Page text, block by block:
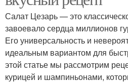
Салат Цезарь — это
завоевало сердца миллионов
Его универсальность и
идеальным вариантом для
этой статье мы рассмотрим
курицей и шампиньонами,